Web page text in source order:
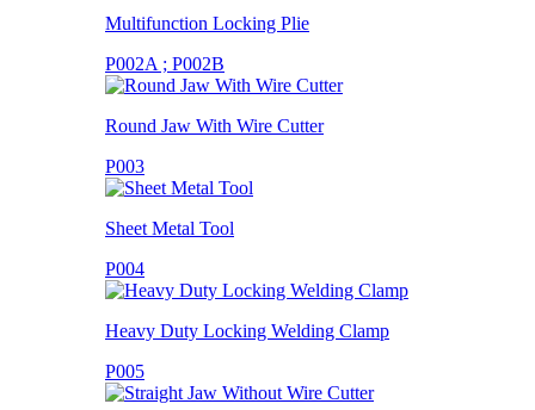
Multifunction Locking Plie
P002A ; P002B
Round Jaw With Wire Cutter
P003
Sheet Metal Tool
P004
Heavy Duty Locking Welding Clamp
P005